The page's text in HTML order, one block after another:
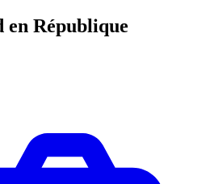
en République